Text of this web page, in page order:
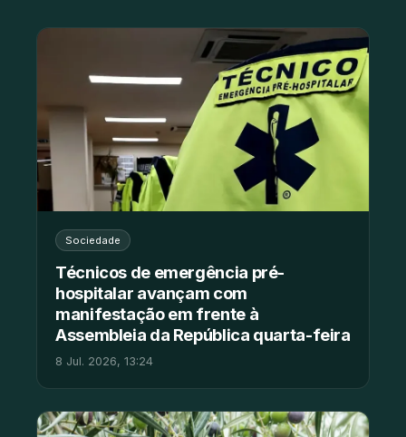
Sociedade
Técnicos de emergência pré-
hospitalar avançam com
manifestação em frente à
Assembleia da República quarta-feira
8 Jul. 2026, 13:24